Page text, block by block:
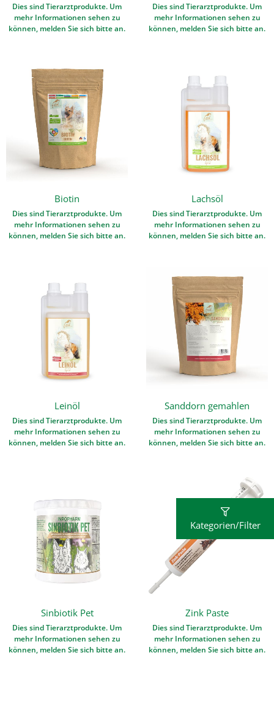
Dies sind Tierarztprodukte. Um
mehr Informationen sehen zu
können, melden Sie sich bitte an.
Dies sind Tierarztprodukte. Um
mehr Informationen sehen zu
können, melden Sie sich bitte an.
Biotin
Dies sind Tierarztprodukte. Um
mehr Informationen sehen zu
können, melden Sie sich bitte an.
Lachsöl
Dies sind Tierarztprodukte. Um
mehr Informationen sehen zu
können, melden Sie sich bitte an.
Leinöl
Dies sind Tierarztprodukte. Um
mehr Informationen sehen zu
können, melden Sie sich bitte an.
Sanddorn gemahlen
Dies sind Tierarztprodukte. Um
mehr Informationen sehen zu
können, melden Sie sich bitte an.
Sinbiotik Pet
Dies sind Tierarztprodukte. Um
mehr Informationen sehen zu
können, melden Sie sich bitte an.
Zink Paste
Dies sind Tierarztprodukte. Um
mehr Informationen sehen zu
können, melden Sie sich bitte an.
Kategorien/Filter